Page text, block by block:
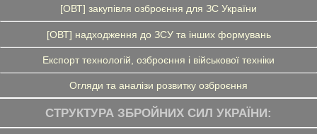
[ОВТ] закупівля озброєння для ЗС України
[ОВТ] надходження до ЗСУ та інших формувань
Експорт технологій, озброєння і військової техніки
Огляди та аналізи розвитку озброєння
СТРУКТУРА ЗБРОЙНИХ СИЛ УКРАЇНИ: